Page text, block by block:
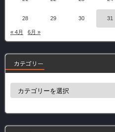
28 29 30 31
« 4月 6月 »
カテゴリー
カ
ー